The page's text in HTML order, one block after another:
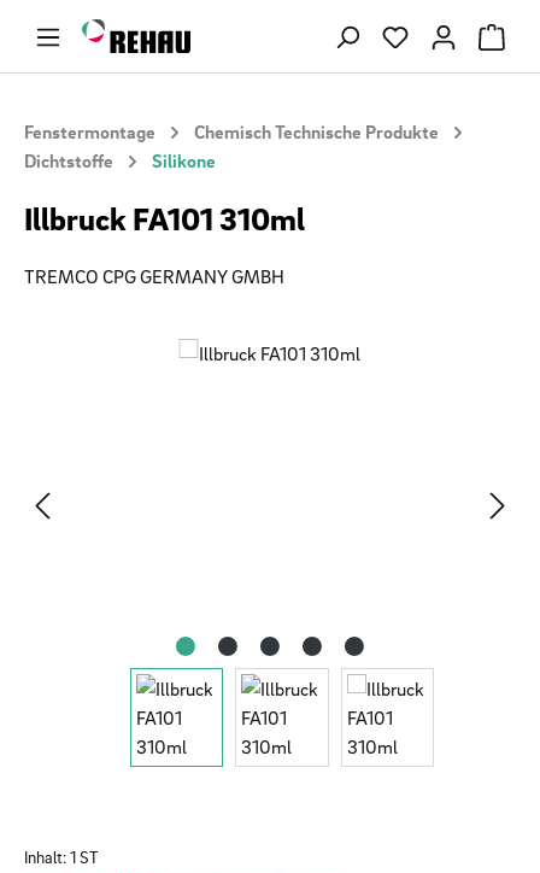
Zum Hauptinhalt springen Du hast 0
Fenstermontage
Chemisch Technische Produkte
Dichtstoffe
Silikone
Illbruck FA101 310ml
TREMCO CPG GERMANY GMBH
Bildergalerie überspringen
Inhalt:1 ST